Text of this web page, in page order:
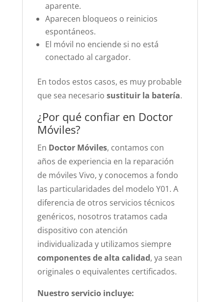
aparente.
Aparecen bloqueos o reinicios
espontáneos.
El móvil no enciende si no está
conectado al cargador.
En todos estos casos, es muy probable
que sea necesario sustituir la batería.
¿Por qué confiar en Doctor
Móviles?
En Doctor Móviles, contamos con
años de experiencia en la reparación
de móviles Vivo, y conocemos a fondo
las particularidades del modelo Y01. A
diferencia de otros servicios técnicos
genéricos, nosotros tratamos cada
dispositivo con atención
individualizada y utilizamos siempre
componentes de alta calidad, ya sean
originales o equivalentes certificados.
Nuestro servicio incluye: